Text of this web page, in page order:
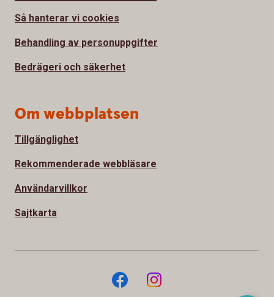
Så hanterar vi cookies
Behandling av personuppgifter
Bedrägeri och säkerhet
Om webbplatsen
Tillgänglighet
Rekommenderade webbläsare
Användarvillkor
Sajtkarta